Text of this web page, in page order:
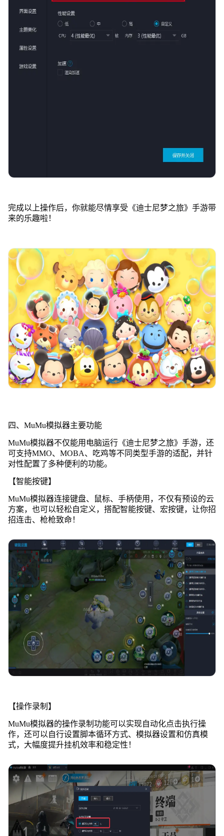
完成以上操作后，你就能尽情享受《迪士尼梦之旅》手游带
来的乐趣啦！
四、MuMu模拟器主要功能
MuMu模拟器不仅能用电脑运行《迪士尼梦之旅》手游，还
可支持MMO、MOBA、吃鸡等不同类型手游的适配，并针
对性配置了多种便利的功能。
【智能按键】
MuMu模拟器连接键盘、鼠标、手柄使用，不仅有预设的云
方案，也可以轻松自定义，搭配智能按键、宏按键，让你招
招连击、枪枪致命！
【操作录制】
MuMu模拟器的操作录制功能可以实现自动化点击执行操
作，还可以自行设置脚本循环方式、模拟器设置和仿真模
式，大幅度提升挂机效率和稳定性！